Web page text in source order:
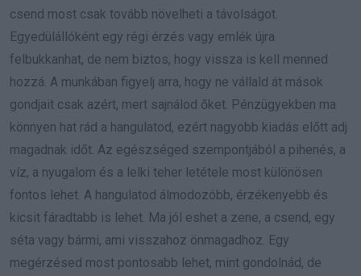
csend most csak tovább növelheti a távolságot.
Egyedülállóként egy régi érzés vagy emlék újra
felbukkanhat, de nem biztos, hogy vissza is kell menned
hozzá. A munkában figyelj arra, hogy ne vállald át mások
gondjait csak azért, mert sajnálod őket. Pénzügyekben ma
könnyen hat rád a hangulatod, ezért nagyobb kiadás előtt adj
magadnak időt. Az egészséged szempontjából a pihenés, a
víz, a nyugalom és a lelki teher letétele most különösen
fontos lehet. A hangulatod álmodozóbb, érzékenyebb és
kicsit fáradtabb is lehet. Ma jól eshet a zene, a csend, egy
séta vagy bármi, ami visszahoz önmagadhoz. Egy
megérzésed most pontosabb lehet, mint gondolnád, de